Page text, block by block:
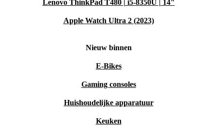
Lenovo ThinkPad T480 | i5-8350U | 14"
Apple Watch Ultra 2 (2023)
Nieuw binnen
E-Bikes
Gaming consoles
Huishoudelijke apparatuur
Keuken